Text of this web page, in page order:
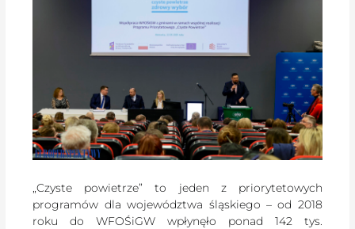
„Czyste powietrze” to jeden z priorytetowych
programów dla województwa śląskiego – od 2018
roku do WFOŚiGW wpłynęło ponad 142 tys.